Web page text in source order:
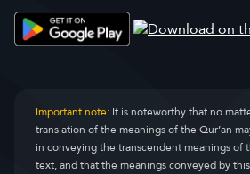
Important note:It is noteworthy that no
translation of the meanings of the Qur’an
in conveying the transcendent meanings of
text, and that the meanings conveyed by